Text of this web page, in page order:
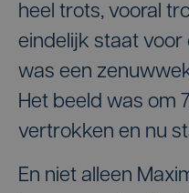
heel trots, vooral
eindelijk staat voor
was een
Het beeld was om
vertrokken en nu
En niet alleen